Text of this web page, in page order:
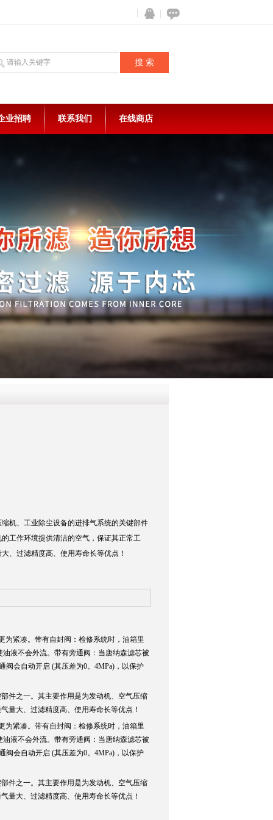
在线咨
QQ
业招聘 联系我们 在线商店
机、工业除尘设备的进排气系统的关键部件
工作环境提供清洁的空气，保证其正常工
、过滤精度高、使用寿命长等优点！
为紧凑。带有自封阀：检修系统时，油箱里
液不会外流。带有旁通阀：当唐纳森滤芯被
阀会自动开启 (其压差为0。4MPa)，以保护
件之一。其主要作用是为发动机、空气压缩
量大、过滤精度高、使用寿命长等优点！
为紧凑。带有自封阀：检修系统时，油箱里
液不会外流。带有旁通阀：当唐纳森滤芯被
阀会自动开启 (其压差为0。4MPa)，以保护
件之一。其主要作用是为发动机、空气压缩
量大、过滤精度高、使用寿命长等优点！